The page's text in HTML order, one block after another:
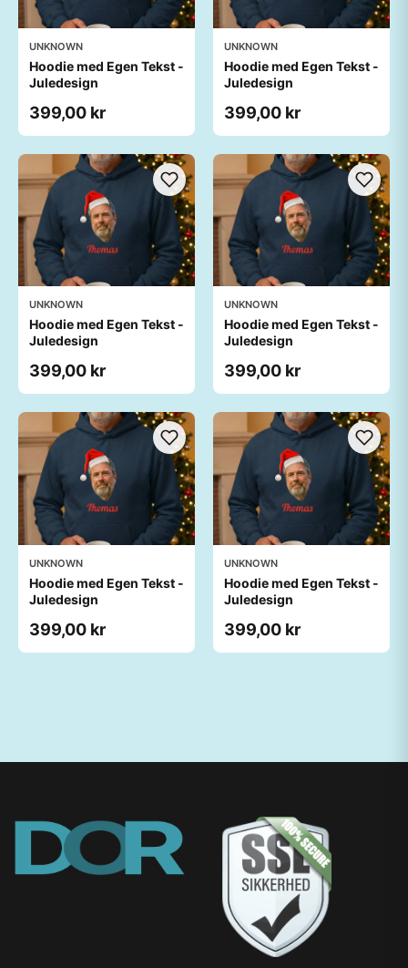
UNKNOWN
Hoodie med Egen Tekst -
Juledesign
399,00 kr
UNKNOWN
Hoodie med Egen Tekst -
Juledesign
399,00 kr
UNKNOWN
Hoodie med Egen Tekst -
Juledesign
399,00 kr
UNKNOWN
Hoodie med Egen Tekst -
Juledesign
399,00 kr
UNKNOWN
Hoodie med Egen Tekst -
Juledesign
399,00 kr
UNKNOWN
Hoodie med Egen Tekst -
Juledesign
399,00 kr